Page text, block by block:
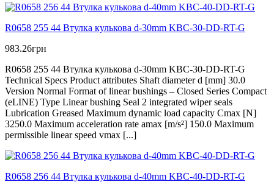
R0658 255 44 Втулка кулькова d-30mm KBC-30-DD-RT-G
983.26грн
R0658 255 44 Втулка кулькова d-30mm KBC-30-DD-RT-G
Technical Specs Product attributes Shaft diameter d [mm] 30.0
Version Normal Format of linear bushings – Closed Series Compact
(eLINE) Type Linear bushing Seal 2 integrated wiper seals
Lubrication Greased Maximum dynamic load capacity Cmax [N]
3250.0 Maximum acceleration rate amax [m/s²] 150.0 Maximum
permissible linear speed vmax [...]
R0658 256 44 Втулка кулькова d-40mm KBC-40-DD-RT-G